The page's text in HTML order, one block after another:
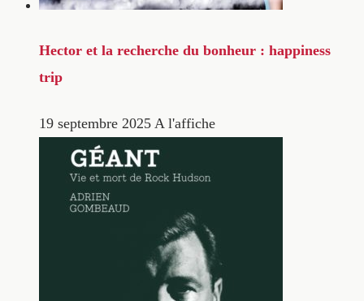
Hector et la recherche du bonheur : happiness
trip
19 septembre 2025 A l'affiche